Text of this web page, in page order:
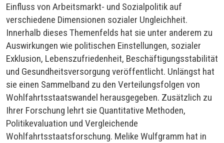
Einfluss von Arbeitsmarkt- und Sozialpolitik auf
verschiedene Dimensionen sozialer Ungleichheit.
Innerhalb dieses Themenfelds hat sie unter anderem zu
Auswirkungen wie politischen Einstellungen, sozialer
Exklusion, Lebenszufriedenheit, Beschäftigungsstabilität
und Gesundheitsversorgung veröffentlicht. Unlängst hat
sie einen Sammelband zu den Verteilungsfolgen von
Wohlfahrtsstaatswandel herausgegeben. Zusätzlich zu
Ihrer Forschung lehrt sie Quantitative Methoden,
Politikevaluation und Vergleichende
Wohlfahrtsstaatsforschung. Melike Wulfgramm hat in